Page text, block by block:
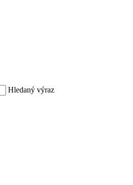
Hledaný výraz